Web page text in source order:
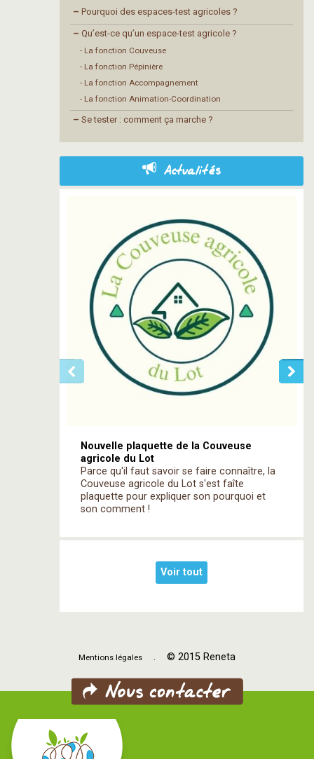
– Pourquoi des espaces-test agricoles ?
– Qu’est-ce qu’un espace-test agricole ?
- La fonction Couveuse
- La fonction Pépinière
- La fonction Accompagnement
- La fonction Animation-Coordination
– Se tester : comment ça marche ?
Actualités
Nouvelle plaquette de la Couveuse
agricole du Lot
Parce qu'il faut savoir se faire connaître, la
Couveuse agricole du Lot s'est faîte
plaquette pour expliquer son pourquoi et
son comment !
Voir tout
Mentions légales . © 2015 Reneta